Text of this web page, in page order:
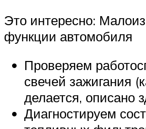
Это интересно:
функции автомобиля
Проверяем
свечей зажигания
делается, описано
Диагностируем